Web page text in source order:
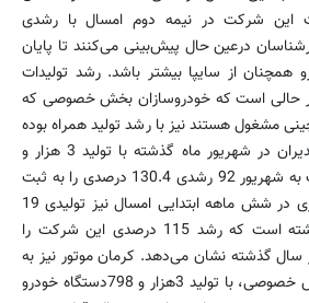
این شركت در نیمه دوم امسال با رشدی
درعین حال پیش‌بینی می‌كنند تا پایان
همچنان از سایپا بیشتر باشد. رشد تولیدات
حالی است كه خودروسازان بخش خصوصی كه
مشغول هستند نیز با رشد تولید همراه بوده
است. گروه خودروسازی مدیران در شهریور ماه گذشته با تولید 3 هزار و
894 دستگاه خودرو، نسبت به شهریور 92 رشدی 130.4 درصدی را به ثبت
رساند. این گروه خودروسازی در شش ماهه ابتدایی امسال نیز تولیدی 19
هزار و 875 دستگاهی داشته است كه رشد 115 درصدی این شركت را
سال گذشته نشان می‌دهد. كرمان موتور نیز به
عنوان دیگر خودروساز بخش خصوصی، با تولید 3هزار و 798دستگاه خودرو